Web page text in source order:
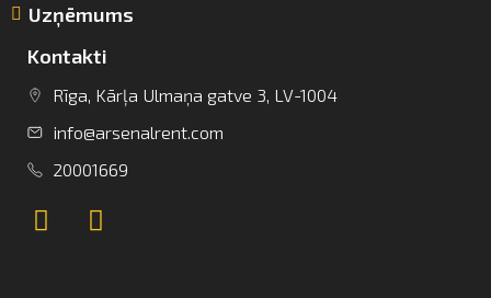
info@arsenalrent.com
+37120001669
Uzņēmums
Kontakti
Rīga, Kārļa Ulmaņa gatve 3, LV-1004
info@arsenalrent.com
20001669